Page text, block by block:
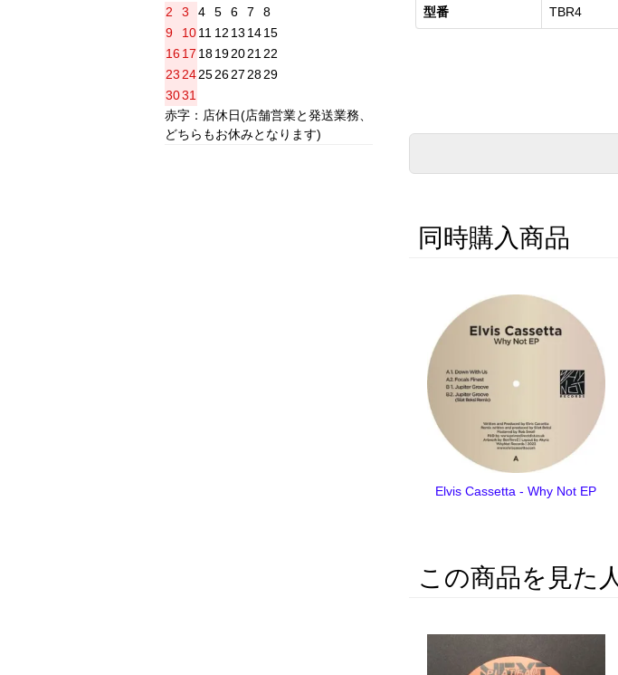
型番 TBR4
同時購入商品
Elvis Cassetta - Why Not EP
この商品を見た
2
3 4 5 6 7
8
9
1011 12 13 1415
16 17 18192021 22
23 24252627 2829
3031
赤字：店休日(店舗営業と発送業務、
どちらもお休みとなります)